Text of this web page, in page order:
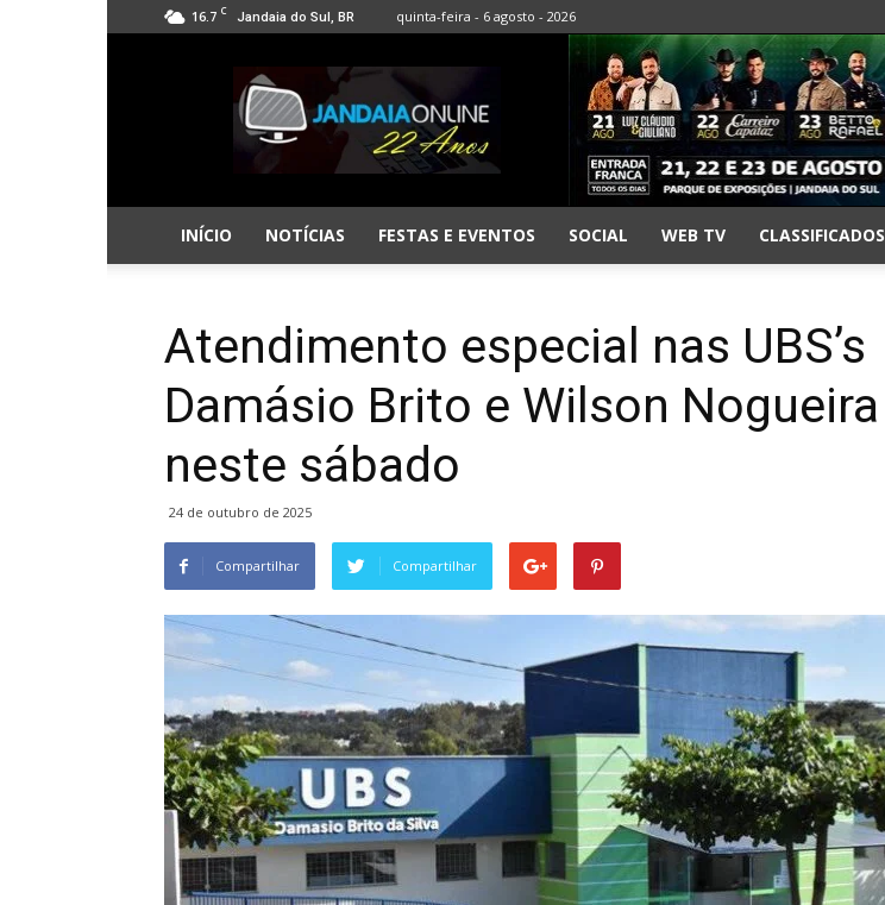
16.7 C Jandaia do Sul, BR quinta-feira - 6 agosto - 2026
Jandaia
Online
INÍCIO NOTÍCIAS FESTAS E EVENTOS SOCIAL WEB TV CLASSIFICADOS
Atendimento especial nas UBS’s
Damásio Brito e Wilson Nogueira
neste sábado
24 de outubro de 2025
Compartilhar Compartilhar